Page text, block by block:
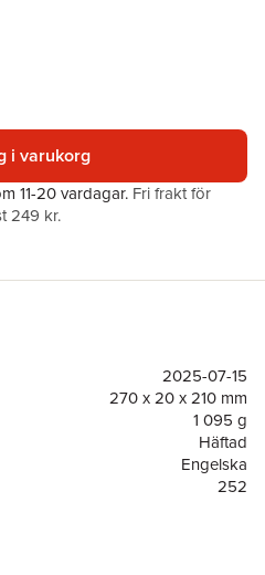
i varukorg
11-20 vardagar. Fri frakt för
249 kr.
2025-07-15
270 x 20 x 210 mm
1 095 g
Häftad
Engelska
252